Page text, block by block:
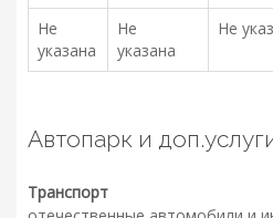
Не
указана
Не
указана
Не
Автопарк и
Транспорт